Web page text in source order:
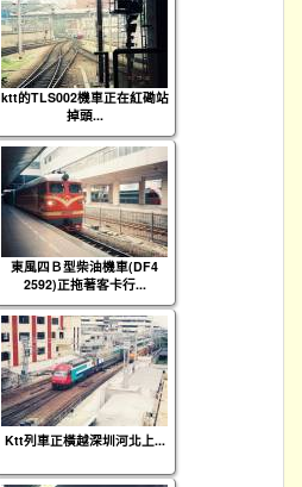
ktt的TLS002機車正在紅磡站
掉頭...
東風四Ｂ型柴油機車(DF4
2592)正拖著客卡行...
Ktt列車正橫越深圳河北上...